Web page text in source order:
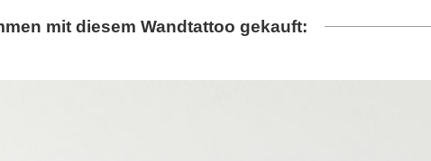
mit diesem Wandtattoo gekauft: